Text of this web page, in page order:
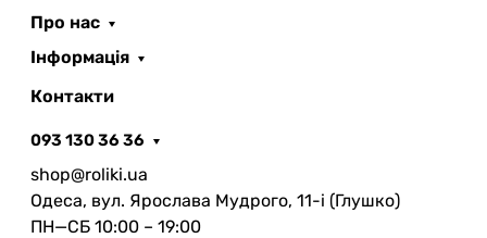
Про нас
Інформація
Контакти
093 130 36 36
shop@roliki.ua
Одеса, вул. Ярослава Мудрого, 11-i (Глушко)
ПН—СБ 10:00 – 19:00